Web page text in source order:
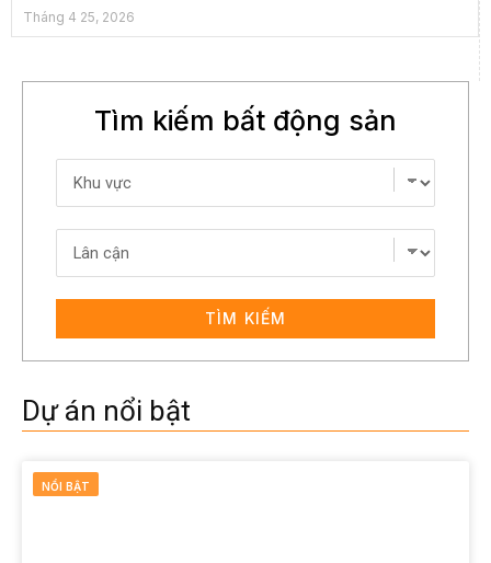
Tháng 4 25, 2026
Tìm kiếm bất động sản
TÌM KIẾM
Dự án nổi bật
NỔI BẬT